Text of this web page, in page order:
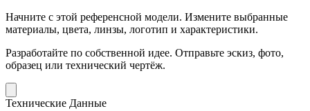
Начните с этой референсной модели. Измените выбранные
материалы, цвета, линзы, логотип и характеристики.
Разработайте по собственной идее. Отправьте эскиз, фото,
образец или технический чертёж.
Технические Данные